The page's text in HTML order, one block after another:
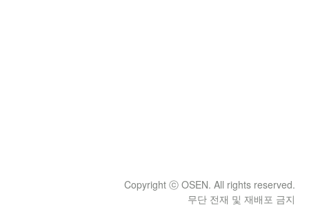
Copyright ⓒ OSEN. All rights reserved.
무단 전재 및 재배포 금지